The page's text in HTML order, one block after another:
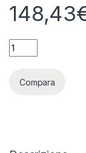
148,43
CONDOTTA
Compara